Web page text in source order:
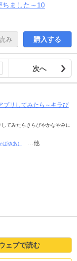
ちました～10
み 購入する
次へ
プリしてみたら～キラび
てみたらきらびやかなやみに
ばゆあ）
…他
ェブで読む